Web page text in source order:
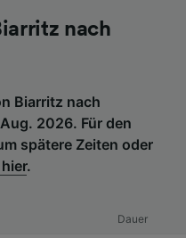
nach
Biarritz nach
2026. Für den
spätere Zeiten oder
.
Dauer